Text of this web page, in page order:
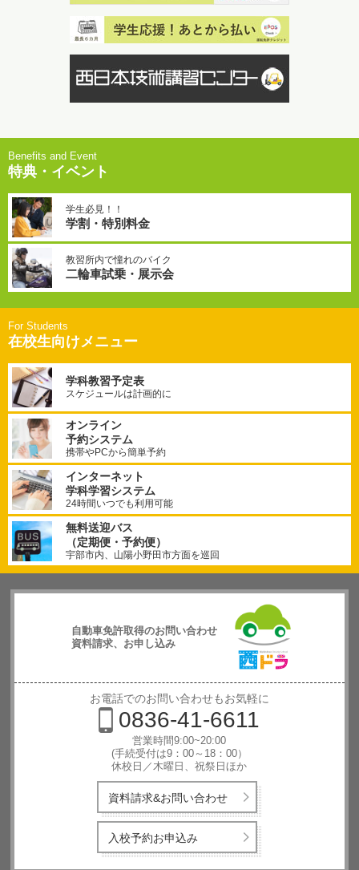
特典・イベント
学生必見！！
学割・特別料金
教習所内で憧れのバイク
二輪車試乗・展示会
在校生向けメニュー
学科教習予定表
スケジュールは計画的に
オンライン
予約システム
携帯やPCから簡単予約
インターネット
学科学習システム
24時間いつでも利用可能
無料送迎バス
（定期便・予約便）
宇部市内、山陽小野田市方面を巡回
自動車免許取得のお問い合わせ
資料請求、お申し込み
西日本自動
車学校
お電話でのお問い合わせもお気軽に
0836-41-6611
営業時間9:00~20:00
(手続受付は9：00～18：00）
休校日／木曜日、祝祭日ほか
資料請求&お問い合わせ
入校予約お申込み